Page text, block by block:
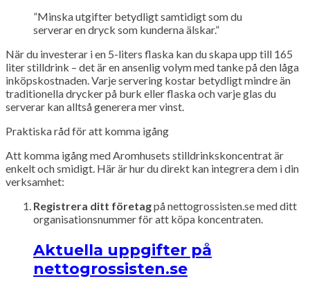
”Minska utgifter betydligt samtidigt som du
serverar en dryck som kunderna älskar.”
När du investerar i en 5-liters flaska kan du skapa upp till 165
liter stilldrink – det är en ansenlig volym med tanke på den låga
inköpskostnaden. Varje servering kostar betydligt mindre än
traditionella drycker på burk eller flaska och varje glas du
serverar kan alltså generera mer vinst.
Praktiska råd för att komma igång
Att komma igång med Aromhusets stilldrinkskoncentrat är
enkelt och smidigt. Här är hur du direkt kan integrera dem i din
verksamhet:
Registrera ditt företagpå nettogrossisten.se med ditt
organisationsnummer för att köpa koncentraten.
Aktuella uppgifter på
nettogrossisten.se